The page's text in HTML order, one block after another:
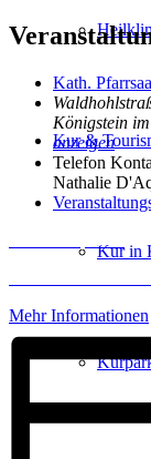
Kur &
Kur in
Kath.
Königstein
anzeigen
Telefon
Nathalie
Mehr Informationen